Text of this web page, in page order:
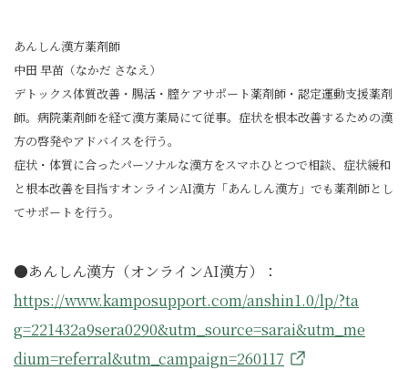
あんしん漢方薬剤師
中田 早苗（なかだ さなえ）
デトックス体質改善・腸活・膣ケアサポート薬剤師・認定運動支援薬剤
師。病院薬剤師を経て漢方薬局にて従事。症状を根本改善するための漢
方の啓発やアドバイスを行う。
症状・体質に合ったパーソナルな漢方をスマホひとつで相談、症状緩和
と根本改善を目指すオンラインAI漢方「あんしん漢方」でも薬剤師とし
てサポートを行う。
●あんしん漢方（オンラインAI漢方）：
https://www.kamposupport.com/anshin1.0/lp/?ta
g=221432a9sera0290&utm_source=sarai&utm_me
dium=referral&utm_campaign=260117